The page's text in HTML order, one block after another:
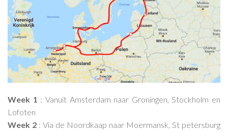
Week 1 : Vanuit Amsterdam naar Groningen, Stockholm en
Lofoten
Week 2 : Via de Noordkaap naar Moermansk, St petersburg